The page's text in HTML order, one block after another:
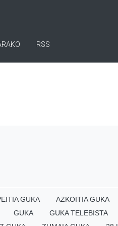
RSS
GUKA AZKOITIA GUKA
GUKA GUKA TELEBISTA